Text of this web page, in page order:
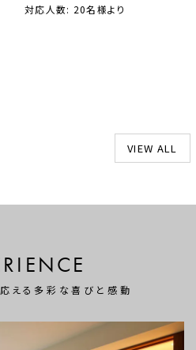
対応人数: 20名様より
VIEW ALL
える多彩な喜びと感動